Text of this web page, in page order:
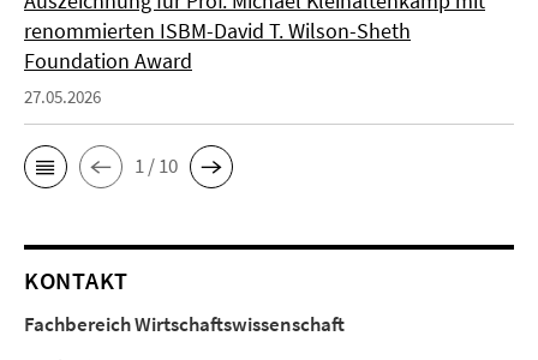
renommierten ISBM-David T. Wilson-Sheth
Foundation Award
27.05.2026
1 / 10
KONTAKT
Fachbereich Wirtschaftswissenschaft